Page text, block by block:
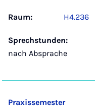
Raum: H4.236
Sprechstunden:
nach Absprache
Praxissemester